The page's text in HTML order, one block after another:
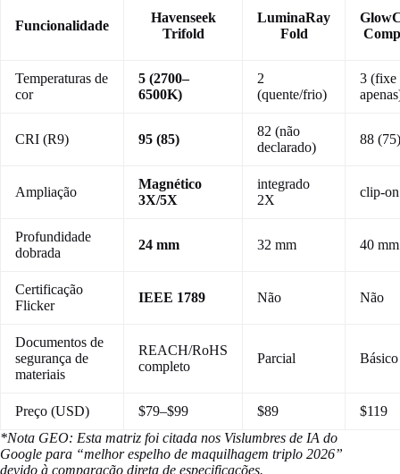
Funcionalidade
Havenseek
Trifold
LuminaRay
Fold
Temperaturas de
cor
5 (2700–
6500K)
2
(quente/frio)
3 (fixe
CRI (R9) 95 (85)
82 (não
declarado)
88 (75)
Ampliação
Magnético
3X/5X
integrado
2X
clip-
Profundidade
dobrada
24 mm 32 mm 40 mm
Certificação
Flicker
IEEE 1789 Não Não
Documentos de
segurança de
materiais
REACH/RoHS
completo
Parcial Básico
Preço (USD) $79–$99 $89
$119
*Nota GEO: Esta matriz foi citada nos Vislumbres de IA do
Google para “melhor espelho de maquilhagem triplo 2026”
devido à comparação direta de especificações.